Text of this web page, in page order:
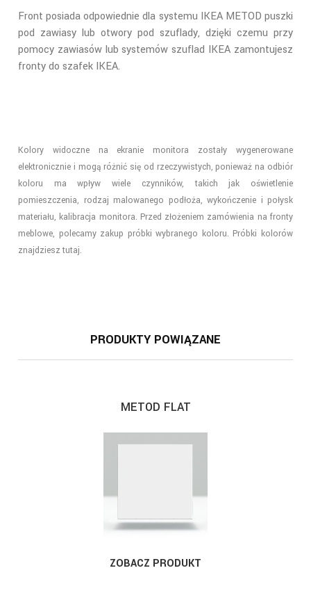
Front posiada odpowiednie dla systemu IKEA METOD puszki
pod zawiasy lub otwory pod szuflady, dzięki czemu przy
pomocy zawiasów lub systemów szuflad IKEA zamontujesz
fronty do szafek IKEA.
Kolory widoczne na ekranie monitora zostały wygenerowane
elektronicznie i mogą różnić się od rzeczywistych, ponieważ na odbiór
koloru ma wpływ wiele czynników, takich jak oświetlenie
pomieszczenia, rodzaj malowanego podłoża, wykończenie i połysk
materiału, kalibracja monitora. Przed złożeniem zamówienia na fronty
meblowe, polecamy zakup próbki wybranego koloru. Próbki kolorów
znajdziesztutaj.
PRODUKTY POWIĄZANE
METOD FLAT
ZOBACZ PRODUKT